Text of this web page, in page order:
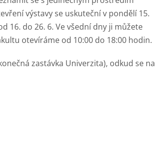
výstavy se uskuteční v pondělí 15.
16. do 26. 6. Ve všední dny ji můžete
otevíráme od 10:00 do 18:00 hodin.
zastávka Univerzita), odkud se na